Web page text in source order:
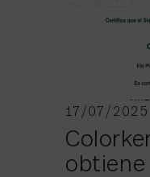
17/07/2025